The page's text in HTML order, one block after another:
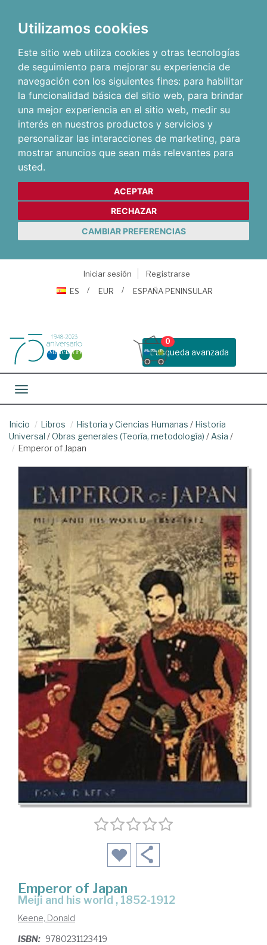
Utilizamos cookies
Este sitio web utiliza cookies y otras tecnologías
de seguimiento para mejorar su experiencia de
navegación con los siguientes fines: para habilitar
la funcionalidad básica del sitio web, para brindar
una mejor experiencia en el sitio web, medir su
interés en nuestros productos y servicios y
personalizar las interacciones de marketing, para
mostrar anuncios que sean más relevantes para
usted.
ACEPTAR
RECHAZAR
CAMBIAR PREFERENCIAS
Iniciar sesión
Registrarse
ES
EUR ESPAÑA PENINSULAR
Busqueda avanzada
0
Toggle navigation
Inicio Libros Historia y Ciencias Humanas / Historia
Universal /Obras generales (Teoría, metodología) / Asia /
Emperor of Japan
Emperor of Japan
Meiji and his world , 1852-1912
Keene, Donald
ISBN: 9780231123419